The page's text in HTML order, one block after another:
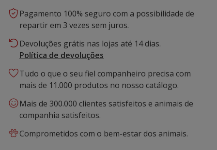
Pagamento 100% seguro com a possibilidade de
repartir em 3 vezes sem juros.
Devoluções grátis nas lojas até 14 dias.
Política de devoluções
Tudo o que o seu fiel companheiro precisa com
mais de 11.000 produtos no nosso catálogo.
Mais de 300.000 clientes satisfeitos e animais de
companhia satisfeitos.
Comprometidos com o bem-estar dos animais.